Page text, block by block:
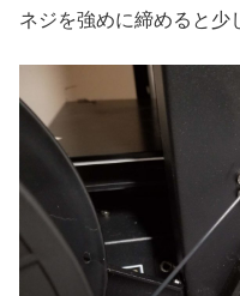
ネジを強めに締めると少